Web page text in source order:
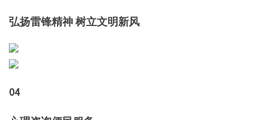
弘扬雷锋精神 树立文明新风
04